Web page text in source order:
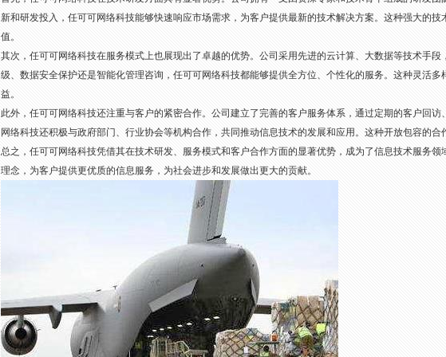
新和研发投入，任可可网络科技能够快速响应市场需求，为客户提供最新的技术解决方案。这种强大的
值。
其次，任可可网络科技在服务模式上也展现出了卓越的优势。公司采用先进的云计算、大数据等技术手
级、数据安全保护还是智能化管理咨询，任可可网络科技都能够提供全方位、个性化的服务。这种灵活
益。
此外，任可可网络科技还注重与客户的紧密合作。公司建立了完善的客户服务体系，通过定期的客户回
网络科技还积极与政府部门、行业协会等机构合作，共同推动信息技术的发展和应用。这种开放包容的
总之，任可可网络科技凭借其在技术研发、服务模式和客户合作方面的显著优势，成为了信息技术服务
理念，为客户提供更优质的信息服务，为社会进步和发展做出更大的贡献。